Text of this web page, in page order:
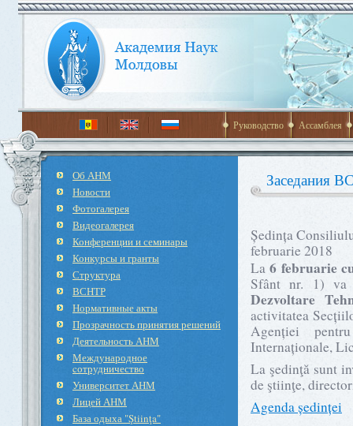
Руководство Ассамблея
Об АНМ
Новости
Фотогалерея
Видеогалерея
Конференции и семинары
Конкурсы и гранты
Структура
ВСНТР
Нормативные акты
Прозрачность принятия решений
Деятельность АНМ
Международное
cотрудничество
Университет АНМ
Лицей АНМ
База одыха "Ştiinţa"
Заседания
Ședința
februarie 2018
La6 februarie
Sfânt nr. 1)
Dezvoltare
activitatea
Agenției
Internaționale,
La şedinţă sunt
de ştiinţe,
Agenda ședinței